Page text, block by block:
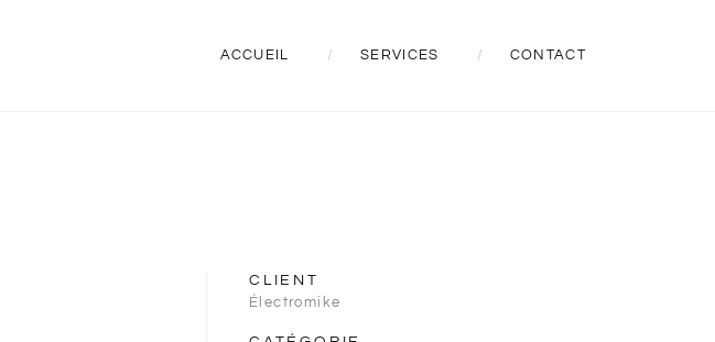
ACCUEIL SERVICES CONTACT
CLIENT
Électromike